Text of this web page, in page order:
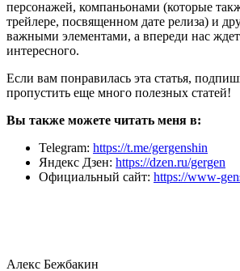
персонажей, компаньонами (которые
трейлере, посвященном дате релиза) и
важными элементами, а впереди нас
интересного.
Если вам понравилась эта статья,
пропустить еще много полезных статей!
Вы также можете читать меня в:
Telegram: https://t.me/gergenshin
Яндекс Дзен: https://dzen.ru/gergen
Официальный сайт: https://www-
Алекс Бежбакин